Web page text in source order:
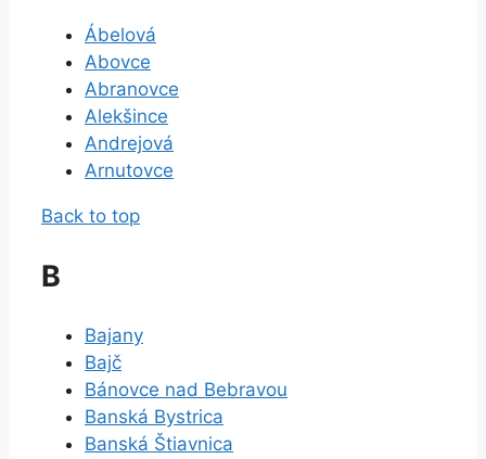
Ábelová
Abovce
Abranovce
Alekšince
Andrejová
Arnutovce
Back to top
B
Bajany
Bajč
Bánovce nad Bebravou
Banská Bystrica
Banská Štiavnica